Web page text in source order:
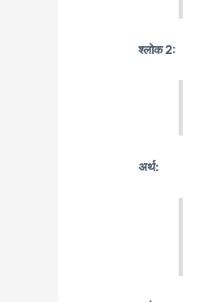
श्लोक 2:
अर्थ: